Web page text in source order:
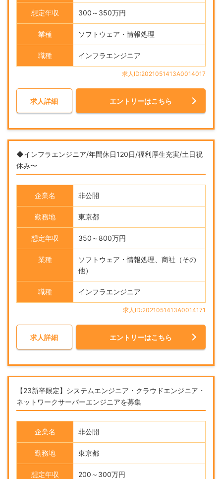
想定年収 300～350万円
業種 ソフトウェア・情報処理
職種 インフラエンジニア
求人ID:2021051413A0014017
求人詳細 エントリーはこちら
◆インフラエンジニア/年間休日120日/福利厚生充実/土日祝
休み〜
企業名 非公開
勤務地 東京都
想定年収 350～800万円
業種
ソフトウェア・情報処理、商社（その
他）
職種 インフラエンジニア
求人ID:2021051413A0014171
求人詳細 エントリーはこちら
【23新卒限定】システムエンジニア・クラウドエンジニア・
ネットワークサーバーエンジニアを募集
企業名 非公開
勤務地 東京都
想定年収 200～300万円